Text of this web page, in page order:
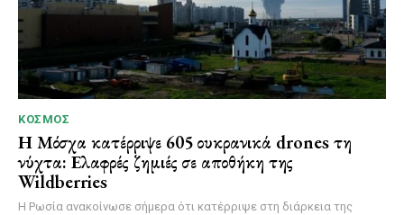
ΚΌΣΜΟΣ
Η Μόσχα κατέρριψε 605 ουκρανικά drones τη
νύχτα: Ελαφρές ζημιές σε αποθήκη της
Wildberries
Η Ρωσία ανακοίνωσε σήμερα ότι κατέρριψε στη διάρκεια της